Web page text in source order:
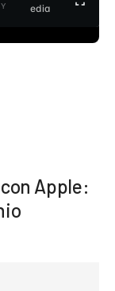
edia
Apple: